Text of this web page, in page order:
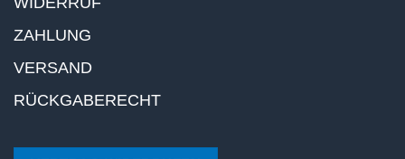
ZAHLUNG
VERSAND
RÜCKGABERECHT